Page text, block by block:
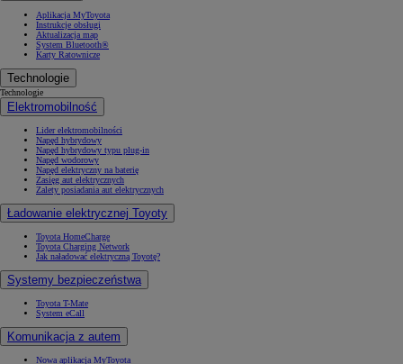
Aplikacja MyToyota
Instrukcje obsługi
Aktualizacja map
System Bluetooth®
Karty Ratownicze
Technologie
Technologie
Elektromobilność
Lider elektromobilności
Napęd hybrydowy
Napęd hybrydowy typu plug-in
Napęd wodorowy
Napęd elektryczny na baterię
Zasięg aut elektrycznych
Zalety posiadania aut elektrycznych
Ładowanie elektrycznej Toyoty
Toyota HomeCharge
Toyota Charging Network
Jak naładować elektryczną Toyotę?
Systemy bezpieczeństwa
Toyota T-Mate
System eCall
Komunikacja z autem
Nowa aplikacja MyToyota